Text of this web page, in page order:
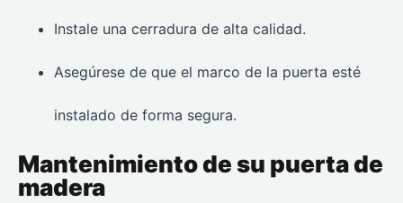
Instale una cerradura de alta calidad.
Asegúrese de que el marco de la puerta esté
instalado de forma segura.
Mantenimiento de su puerta de
madera